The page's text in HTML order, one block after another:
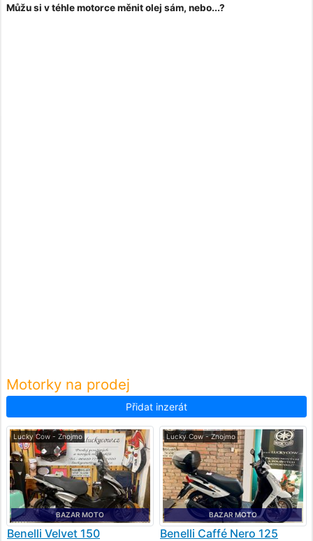
Můžu si v téhle motorce měnit olej sám, nebo...?
Motorky na prodej
Přidat inzerát
Lucky Cow - Znojmo
BAZAR MOTO
Benelli Velvet 150
Lucky Cow - Znojmo
BAZAR MOTO
Benelli Caffé Nero 125